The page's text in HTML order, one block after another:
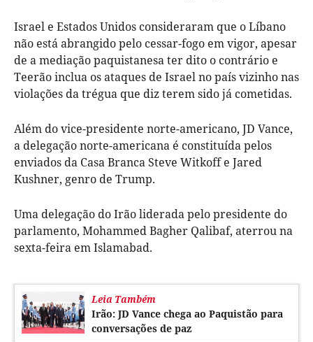
Israel e Estados Unidos consideraram que o Líbano
não está abrangido pelo cessar-fogo em vigor, apesar
de a mediação paquistanesa ter dito o contrário e
Teerão inclua os ataques de Israel no país vizinho nas
violações da trégua que diz terem sido já cometidas.
Além do vice-presidente norte-americano, JD Vance,
a delegação norte-americana é constituída pelos
enviados da Casa Branca Steve Witkoff e Jared
Kushner, genro de Trump.
Uma delegação do Irão liderada pelo presidente do
parlamento, Mohammed Bagher Qalibaf, aterrou na
sexta-feira em Islamabad.
Leia Também
Irão: JD Vance chega ao Paquistão para
conversações de paz